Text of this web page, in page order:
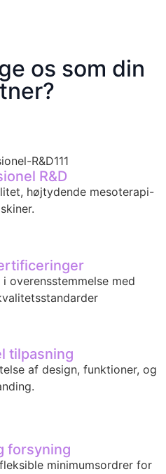
os som din
R&D
højtydende mesoterapi-
overensstemmelse med
tilpasning
af design, funktioner, og
forsyning
minimumsordrer for